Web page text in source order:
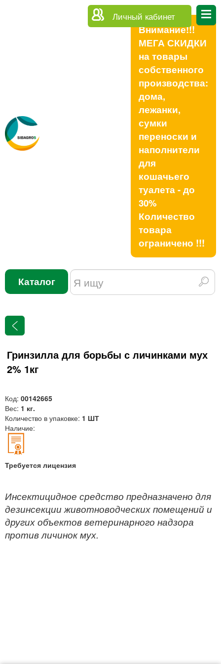
Личный кабинет
Внимание!!!
МЕГА СКИДКИ
на товары
собственного
производства:
дома,
лежанки,
сумки
переноски и
наполнители
для
кошачьего
туалета - до
30%
Количество
товара
ограничено !!!
Каталог
Гринзилла для борьбы с личинками мух
2% 1кг
Код: 00142665
Вес: 1 кг.
Количество в упаковке: 1 ШТ
Наличие:
Требуется лицензия
Инсектицидное средство предназначено для
дезинсекции животноводческих помещений и
других объектов ветеринарного надзора
против личинок мух.